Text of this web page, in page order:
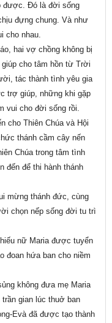
được. Đó là đời sống
đựng chung. Và như
cho nhau.
hai vợ chồng không bị
cho tâm hồn từ Trời
tác thành tình yêu gia
trợ giúp, những khi gặp
vui cho đời sống rồi.
cho Thiên Chúa và Hội
thánh cầm cây nến
Chúa trong tâm tình
đến để thi hành thánh
mừng thánh đức, cùng
chọn nếp sống đời tu trì
nữ Maria được tuyển
đoan hứa ban cho niềm
không đưa mẹ Maria
gian lúc thuở ban
Evà đã được tạo thành